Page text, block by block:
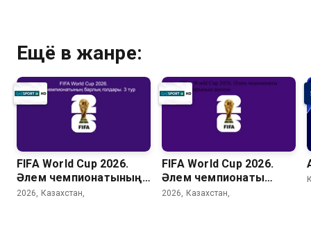
Ещё в жанре:
FIFA World Cup 2026.
Әлем чемпионатының
барлық голдары. 3 тур
2026, Казахстан,
FIFA World Cup 2026.
Әлем чемпионаты
матчтарының шолуы
2026, Казахстан,